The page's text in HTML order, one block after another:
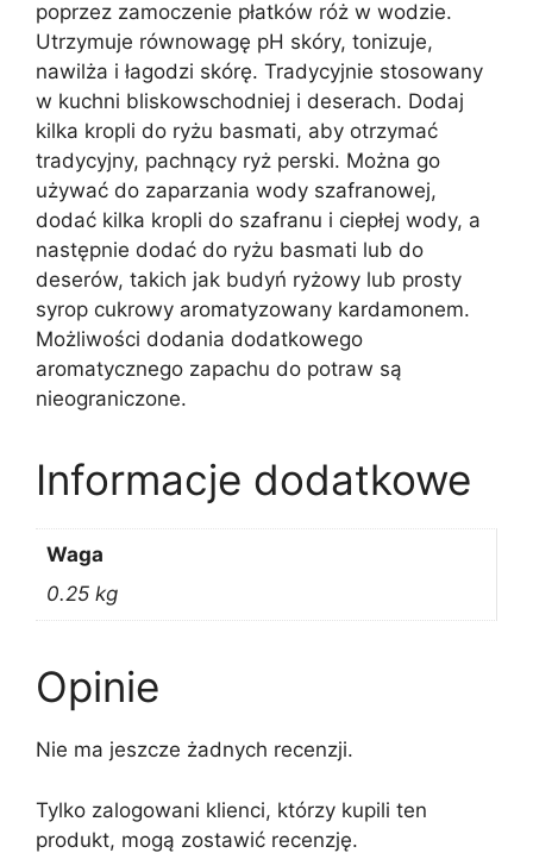
poprzez zamoczenie płatków róż w wodzie.
Utrzymuje równowagę pH skóry, tonizuje,
nawilża i łagodzi skórę. Tradycyjnie stosowany
w kuchni bliskowschodniej i deserach. Dodaj
kilka kropli do ryżu basmati, aby otrzymać
tradycyjny, pachnący ryż perski. Można go
używać do zaparzania wody szafranowej,
dodać kilka kropli do szafranu i ciepłej wody, a
następnie dodać do ryżu basmati lub do
deserów, takich jak budyń ryżowy lub prosty
syrop cukrowy aromatyzowany kardamonem.
Możliwości dodania dodatkowego
aromatycznego zapachu do potraw są
nieograniczone.
Informacje dodatkowe
Waga
0.25 kg
Opinie
Nie ma jeszcze żadnych recenzji.
Tylko zalogowani klienci, którzy kupili ten
produkt, mogą zostawić recenzję.